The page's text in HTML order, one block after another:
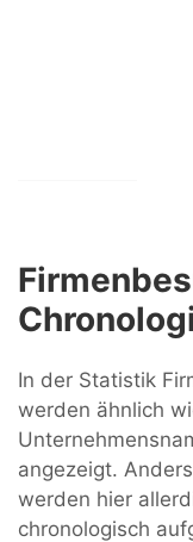
In der Statistik
werden ähnlich
angezeigt.
werden hier
chronologisch